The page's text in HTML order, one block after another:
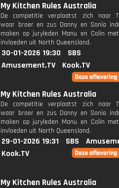
My Kitchen Rules Australia
De competitie verplaatst zich naar
waar broer en zus Danny en Sonia
maken op juryleden Manu en Colin
invloeden uit North Queensland.
30-01-2026 19:30
SBS
Amusement.TV
Kook.TV
My Kitchen Rules Australia
De competitie verplaatst zich naar
waar broer en zus Danny en Sonia
maken op juryleden Manu en Colin
invloeden uit North Queensland.
29-01-2026 19:31 SBS
Kook.TV
My Kitchen Rules Australia